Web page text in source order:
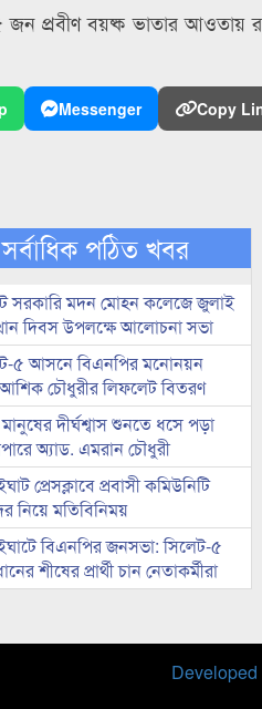
জন প্রবীণ বয়ষ্ক ভাতার আওতায়
Messenger Copy
সর্বাধিক পঠিত খবর
সরকারি মদন মোহন কলেজে জুলাই
দিবস উপলক্ষে আলোচনা সভা
৫ আসনে বিএনপির মনোনয়ন
আশিক চৌধুরীর লিফলেট বিতরণ
মানুষের দীর্ঘশ্বাস শুনতে ধসে পড়া
অ্যাড. এমরান চৌধুরী
প্রেসক্লাবে প্রবাসী কমিউনিটি
নিয়ে মতিবিনিময়
বিএনপির জনসভা: সিলেট-৫
শীষের প্রার্থী চান নেতাকর্মীরা
Developed